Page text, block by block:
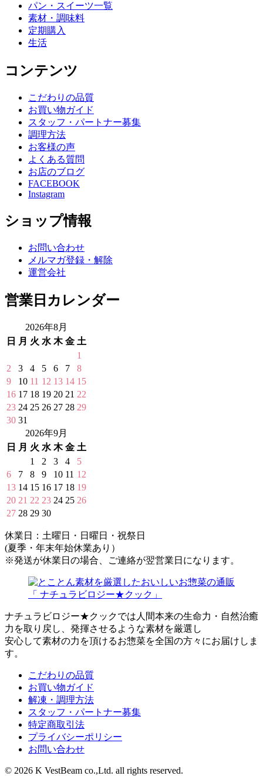
パン・スイーツ一覧
素材・調味料
定期購入
生活
コンテンツ
こだわりの品質
お買い物ガイド
スタッフ・パートナー募集
調理方法
お客様の声
よくある質問
お店のブログ
FACEBOOK
Instagram
ショップ情報
お問い合わせ
メルマガ登録・解除
運営会社
営業日カレンダー
2026年8月
日
月 火 水 木 金 土
1
2
3 4 5 6 7
8
9
10 11 12 13 14 15
16 17 18 19 20 21 22
23 24 25 26 27 28 29
30 31
2026年9月
日
月 火 水 木 金 土
1
2 3 4
5
6
7 8 9 10 11 12
13 14 15 16 17 18 19
20 21 22 23 24 25 26
27 28 29 30
休業日：土曜日・日曜日・祝祭日
(夏季・年末年始休業あり）
※発送が休業日の場合、ご連絡が翌営業日になります。
ナチュラビロジー★クックでは人間本来の生命力・自然治癒
力を取り戻し、発揮させるような素材を厳選し
安心して素材の力を頂けるお惣菜を全国の方々にお届けしま
す。
こだわりの品質
お買い物ガイド
解凍・調理方法
スタッフ・パートナー募集
特定商取引法
プライバシーポリシー
お問い合わせ
© 2026 K VestBeam co.,Ltd. all rights reserved.